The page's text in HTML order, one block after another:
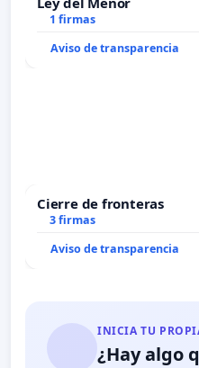
1 firmas
Aviso de transparencia
Cierre de fronteras
3 firmas
Aviso de transparencia
INICIA TU
¿Hay algo